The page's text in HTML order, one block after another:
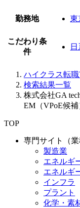
勤務地 東
こだわり条
件
ハイクラス転職
検索結果一覧
株式会社GA
EM（VPoE候
TOP
専門サイト（業
製造業
エネルギ
エネルギ
インフラ
プラント
化学・素